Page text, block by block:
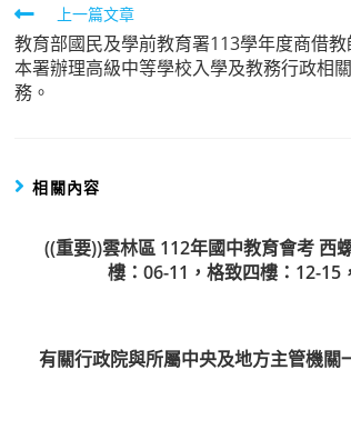
Read
more
articles
上一篇文章
教育部國民及學前教育署113學年度商借教
本署辦理高級中等學校入學及教務行政相
務。
相關內容
((重要))雲林區 112年國中教育會考 西
樓：06-11，格致四樓：12-15
有關行政院與所屬中央及地方主管機